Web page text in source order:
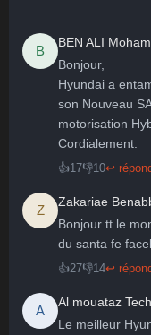
🤩
Parfait
😮
Surpris
B
BEN ALI
Bonjour,
Hyundai a
son Nouveau
motorisation
Cordialement.
👍17👎10↩
Z
Zakariae
Bonjour tt le
du santa fe
👍27👎14↩
A
Al mouataz Tech
Le meilleur